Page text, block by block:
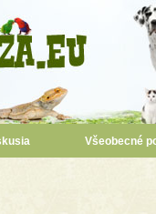
Všeobecné